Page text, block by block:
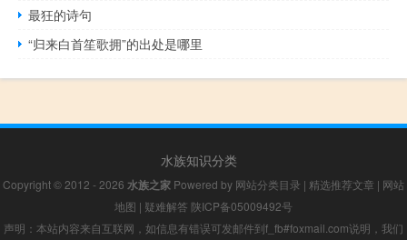
最狂的诗句
“归来白首笙歌拥”的出处是哪里
水族知识分类
Copyright © 2012 - 2026 水族之家 Powered by 网站分类目录 | 精选推荐文章 | 网站
地图 | 疑难解答 陕ICP备05009492号
声明：本站内容来自互联网，如信息有错误可发邮件到f_fb#foxmail.com说明，我们